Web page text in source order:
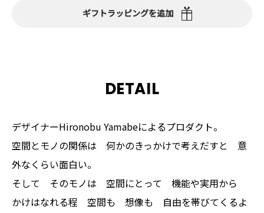
ギフトラッピングを追加
DETAIL
デザイナーHironobu Yamabeによるプロダクト。
空間とモノの関係は 何かのきっかけで考えだすと 意
外なくらい面白い。
そして そのモノは 空間にとって 機能や実用から
かけはなれる程 空間も 想像も 自由を帯びてくるよ